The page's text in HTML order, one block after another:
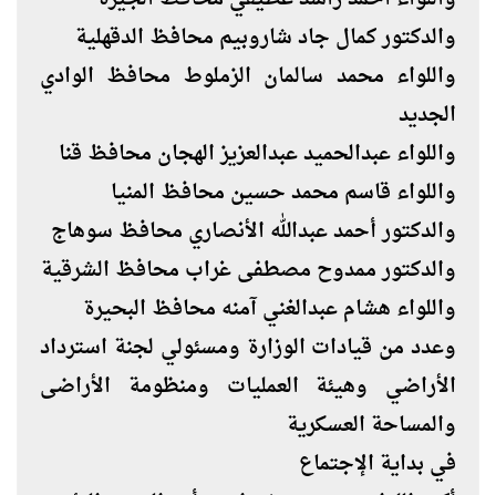
والدكتور كمال جاد شاروبيم محافظ الدقهلية
واللواء محمد سالمان الزملوط محافظ الوادي
الجديد
واللواء عبدالحميد عبدالعزيز الهجان محافظ قنا
واللواء قاسم محمد حسين محافظ المنيا
والدكتور أحمد عبدالله الأنصاري محافظ سوهاج
والدكتور ممدوح مصطفى غراب محافظ الشرقية
واللواء هشام عبدالغني آمنه محافظ البحيرة
وعدد من قيادات الوزارة ومسئولي لجنة استرداد
الأراضي وهيئة العمليات ومنظومة الأراضى
والمساحة العسكرية
في بداية الإجتماع